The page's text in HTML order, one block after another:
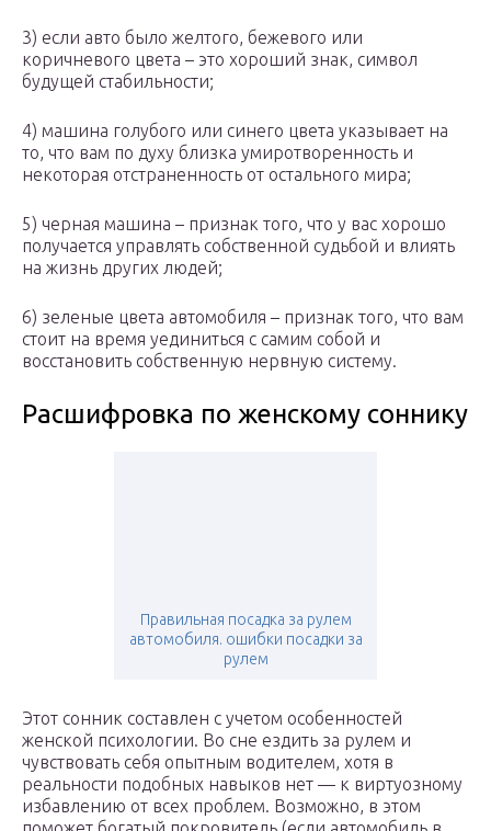
3) если авто было желтого, бежевого или
коричневого цвета – это хороший знак, символ
будущей стабильности;
4) машина голубого или синего цвета указывает на
то, что вам по духу близка умиротворенность и
некоторая отстраненность от остального мира;
5) черная машина – признак того, что у вас хорошо
получается управлять собственной судьбой и влиять
на жизнь других людей;
6) зеленые цвета автомобиля – признак того, что вам
стоит на время уединиться с самим собой и
восстановить собственную нервную систему.
Расшифровка по женскому соннику
Правильная посадка за рулем
автомобиля. ошибки посадки за
рулем
Этот сонник составлен с учетом особенностей
женской психологии. Во сне ездить за рулем и
чувствовать себя опытным водителем, хотя в
реальности подобных навыков нет — к виртуозному
избавлению от всех проблем. Возможно, в этом